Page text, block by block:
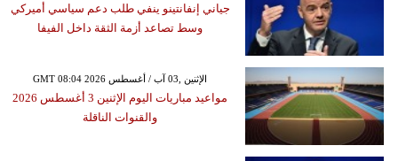
جياني إنفانتينو ينفي طلب دعم سياسي أميركي
وسط تصاعد أزمة الثقة داخل الفيفا
GMT 08:04 2026 الإثنين ,03 آب / أغسطس
مواعيد مباريات اليوم الإثنين 3 أغسطس 2026
والقنوات الناقلة